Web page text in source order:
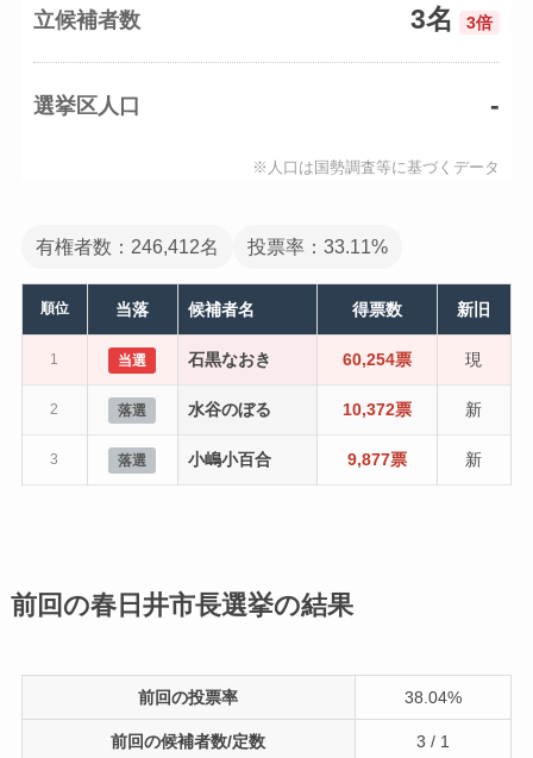
立候補者数 3名 3倍
選挙区人口 -
※人口は国勢調査等に基づくデータ
有権者数：246,412名 投票率：33.11%
順位 当落 候補者名 得票数 新旧
1 当選 石黒なおき 60,254票 現
2 落選 水谷のぼる 10,372票 新
3 落選 小嶋小百合 9,877票 新
前回の春日井市長選挙の結果
前回の投票率 38.04%
前回の候補者数/定数 3 / 1